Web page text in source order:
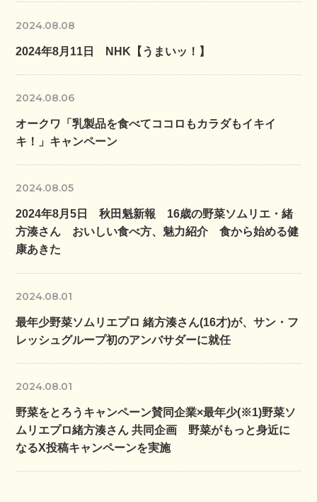
2024.08.08
2024年8月11日 NHK【うまいッ！】
2024.08.06
オークワ「乳製品を食べてココロもカラダもイキイ
キ！」キャンペーン
2024.08.05
2024年8月5日 秋田魁新報 16歳の野菜ソムリエ・緒
方湊さん おいしい食べ方、魅力紹介 食から始める健
康あきた
2024.08.01
最年少野菜ソムリエプロ 緒方湊さん(16才)が、サン・フ
レッシュグループ初のアンバサダーに就任
2024.08.01
野菜をとろうキャンペーン賛同企業×最年少(※1)野菜ソ
ムリエプロ緒方湊さん 共同企画 野菜がもっと身近に
なるX投稿キャンペーンを実施